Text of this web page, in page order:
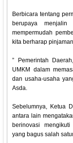
Berbicara tentang
berupaya
mempermudah
kita berharap
” Pemerintah
UMKM dalam
dan usaha-usaha
Asda.
Sebelumnya, Ketua
antara lain
berinovasi
yang bagus salah